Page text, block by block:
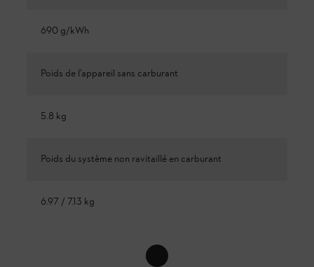
690 g/kWh
Poids de l’appareil sans carburant
5.8 kg
Poids du système non ravitaillé en carburant
6.97 / 7.13 kg